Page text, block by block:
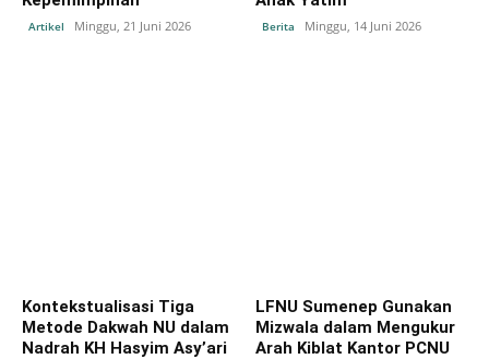
Artikel Minggu, 21 Juni 2026 Berita Minggu, 14 Juni 2026
Kontekstualisasi Tiga
Metode Dakwah NU dalam
Nadrah KH Hasyim Asy’ari
LFNU Sumenep Gunakan
Mizwala dalam Mengukur
Arah Kiblat Kantor PCNU